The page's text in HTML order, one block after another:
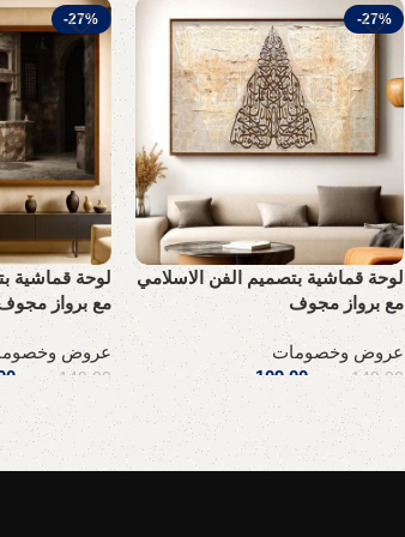
-27%
لوحة قماشية بتصميم الفن الاسلامي
مع برواز مجوف
عروض وخصومات
149,00 ر.س 109,00 ر.س
إضافة إلى السلة
-27%
لوحة قماشية
مع برواز
عروض
149,00 ر.س
إضافة إلى السلة